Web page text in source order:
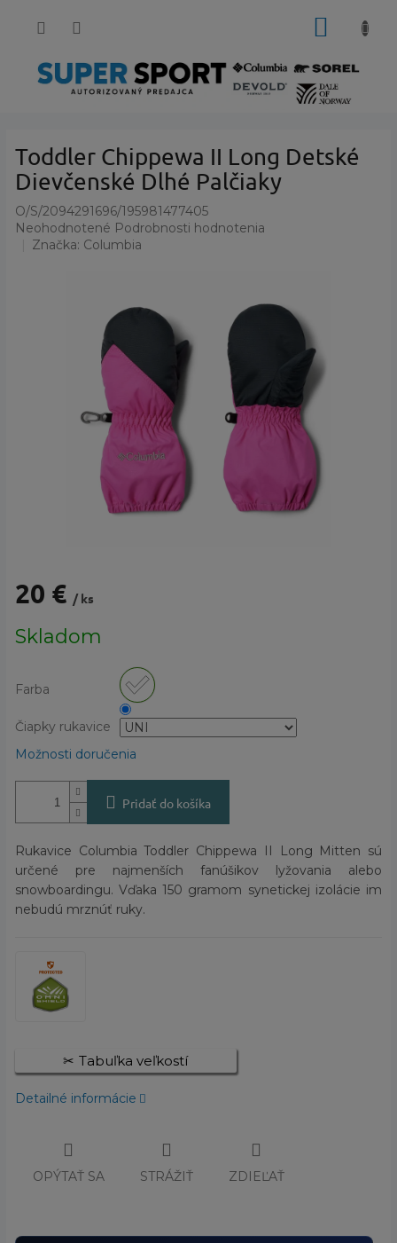
Toddler Chippewa II Long Detské
Dievčenské Dlhé Palčiaky
O/S/2094291696/195981477405
Priemerné
hodnotenie
Neohodnotené Podrobnosti hodnotenia
Značka: Columbia
20 € / ks
cena:
Skladom
Farba
Čiapky rukavice
Možnosti doručenia
Pridať do košíka
Rukavice Columbia Toddler Chippewa II Long Mitten sú
určené pre najmenších fanúšikov lyžovania alebo
snowboardingu. Vďaka 150 gramom synetickej izolácie im
nebudú mrznúť ruky.
Tabuľka veľkostí
Detailné informácie
OPÝTAŤ SA STRÁŽIŤ ZDIEĽAŤ